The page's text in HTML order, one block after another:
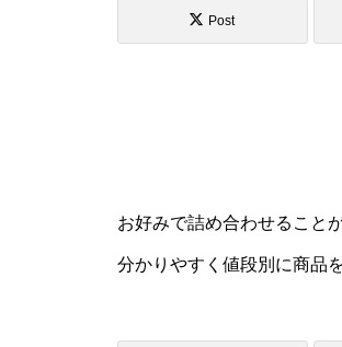
Post
お好みで詰め合わせること
分かりやすく値段別に商品